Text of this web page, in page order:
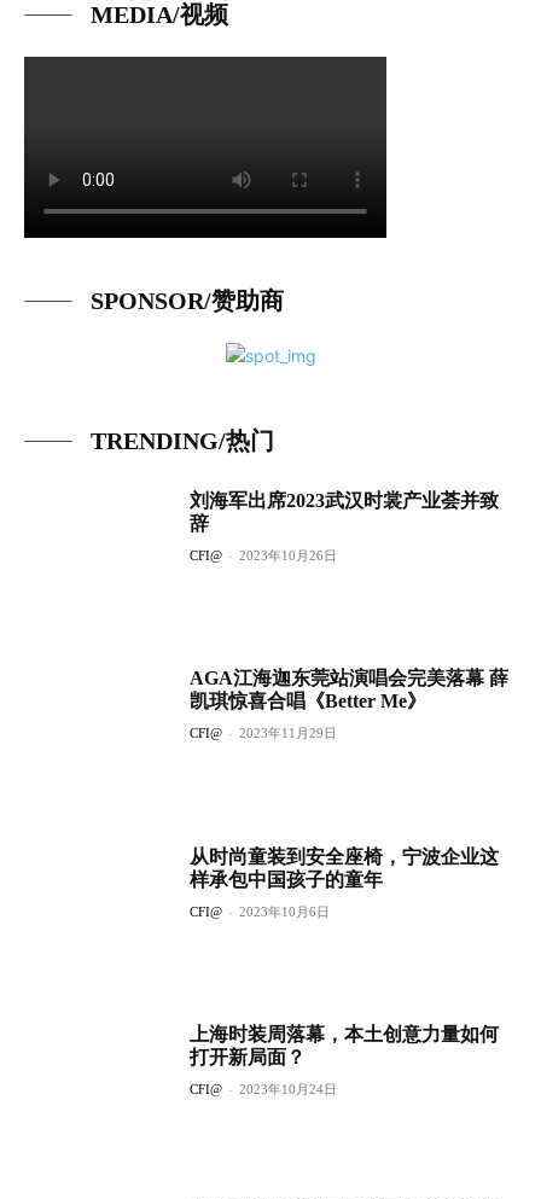
MEDIA/视频
SPONSOR/赞助商
TRENDING/热门
刘海军出席2023武汉时裳产业荟并致
辞
CFI@ - 2023年10月26日
AGA江海迦东莞站演唱会完美落幕 薛
凯琪惊喜合唱《Better Me》
CFI@ - 2023年11月29日
从时尚童装到安全座椅，宁波企业这
样承包中国孩子的童年
CFI@ - 2023年10月6日
上海时装周落幕，本土创意力量如何
打开新局面？
CFI@ - 2023年10月24日